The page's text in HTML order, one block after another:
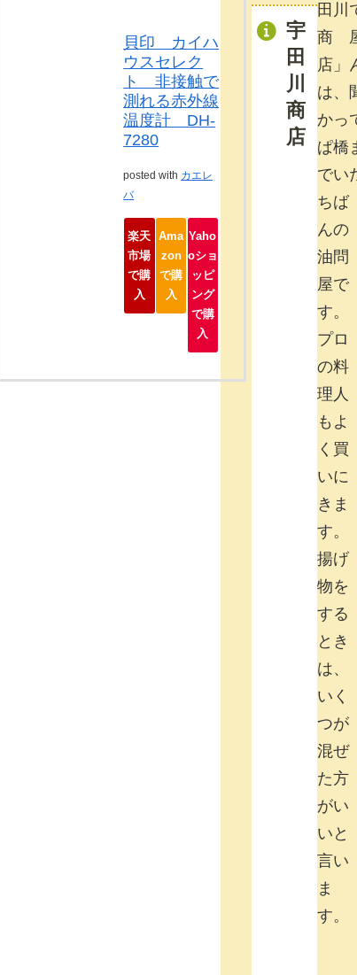
貝印 カイハ
ウスセレク
ト 非接触で
測れる赤外線
温度計 DH-
7280
posted with カエレ
バ
楽天
市場
で購
入
Ama
zon
で購
入
Yaho
oショ
ッピ
ング
で購
入
宇
田
川
商
店
田川
商
店」
は、
かっ
ぱ橋
でい
ちば
んの
油問
屋で
す。
プロ
の料
理人
もよ
く買
いに
きま
す。
揚げ
物を
する
とき
は、
いく
つが
混ぜ
た方
がい
いと
言い
ま
す。